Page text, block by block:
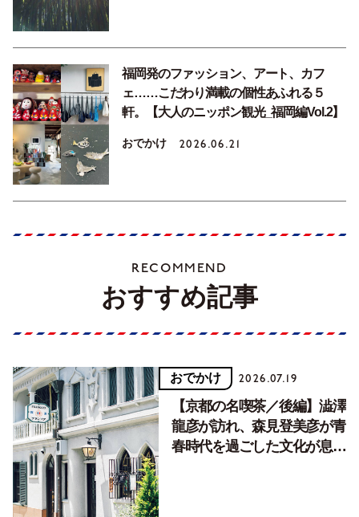
福岡発のファッション、アート、カフ
ェ……こだわり満載の個性あふれる５
軒。【大人のニッポン観光_福岡編Vol.2】
おでかけ 2026.06.21
RECOMMEND
おすすめ記事
おでかけ 2026.07.19
【京都の名喫茶／後編】澁澤
龍彦が訪れ、森見登美彦が青
春時代を過ごした文化が息づ